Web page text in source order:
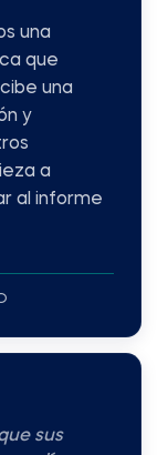
una
que
una
y
a
al informe
sus